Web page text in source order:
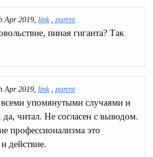
Apr 2019, link, parent
пиная гиганта? Так
Apr 2019, link, parent
всеми упомянутыми случаями и
читал. Не согласен с выводом.
профессионализма это
действие.